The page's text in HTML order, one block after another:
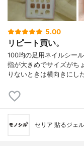
5.00
リピート買い。
100均の足用ネイルシー
指が大きめでサイズがち
りないときは横向きにし
セリア 貼るジェ